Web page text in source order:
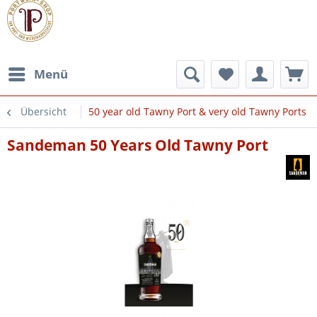
Menü
Übersicht 50 year old Tawny Port & very old Tawny Ports
Sandeman 50 Years Old Tawny Port